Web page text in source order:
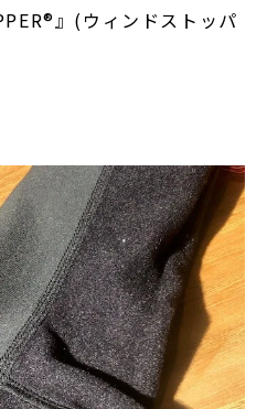
』(ウィンドストッパ